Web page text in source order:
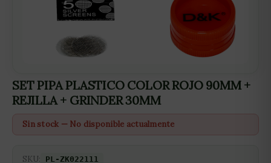
SET PIPA PLASTICO COLOR ROJO 90MM +
REJILLA + GRINDER 30MM
Sin stock — No disponible actualmente
SKU: PL-ZK022111